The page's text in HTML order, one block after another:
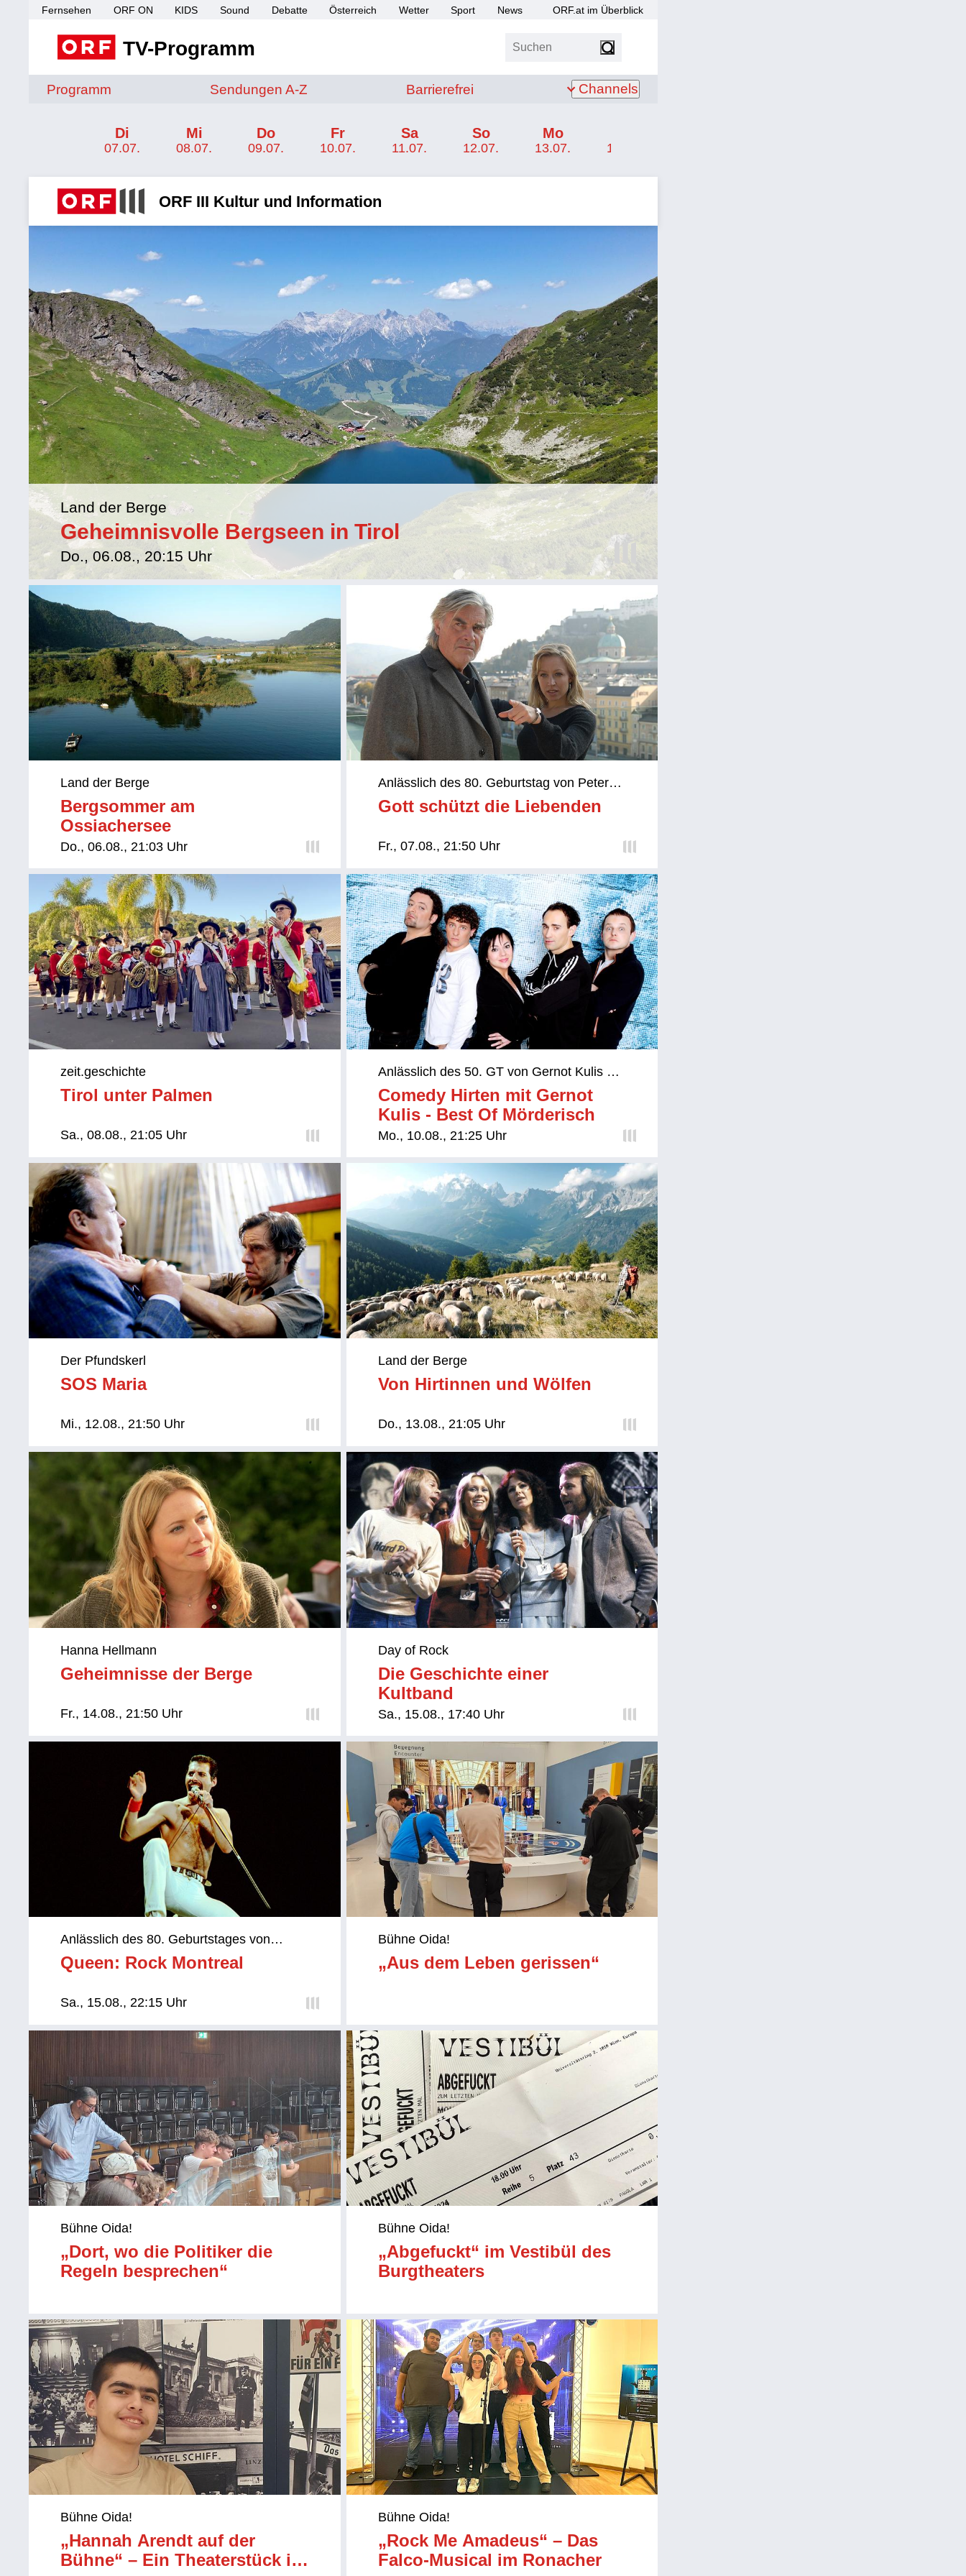
Fernsehen ORF ON KIDS Sound Debatte Österreich Wetter Sport News ORF.at im Überblick
TV-Programm Suchen
Programm Sendungen von A bis Z
Sendungen A-Z Barrierefrei
Barrierefrei Channels
Channel-Frontpage ORF III
Di
07.07.
Mi
08.07.
Do
09.07.
Fr
10.07.
Sa
11.07.
So
12.07.
Mo
13.07. 14.07.
ORF III Kultur und Information
Land der Berge
Geheimnisvolle Bergseen in Tirol
Do., 06.08., 20:15 Uhr
Land der Berge
Bergsommer am
Ossiachersee
Do., 06.08., 21:03 Uhr
Anlässlich des 80. Geburtstag von Peter
Simonischek am 6. August:
Gott schützt die Liebenden
Fr., 07.08., 21:50 Uhr
zeit.geschichte
Tirol unter Palmen
Sa., 08.08., 21:05 Uhr
Anlässlich des 50. GT von Gernot Kulis am
11.8.:
Comedy Hirten mit Gernot
Kulis - Best Of Mörderisch
Mo., 10.08., 21:25 Uhr
Der Pfundskerl
SOS Maria
Mi., 12.08., 21:50 Uhr
Land der Berge
Von Hirtinnen und Wölfen
Do., 13.08., 21:05 Uhr
Hanna Hellmann
Geheimnisse der Berge
Fr., 14.08., 21:50 Uhr
Day of Rock
Die Geschichte einer
Kultband
Sa., 15.08., 17:40 Uhr
Anlässlich des 80. Geburtstages von
Freddie Mercury am 05.09.:
Queen: Rock Montreal
Sa., 15.08., 22:15 Uhr
Bühne Oida!
„Aus dem Leben gerissen“
Bühne Oida!
„Dort, wo die Politiker die
Regeln besprechen“
Bühne Oida!
„Abgefuckt“ im Vestibül des
Burgtheaters
Bühne Oida!
„Hannah Arendt auf der
Bühne“ – Ein Theaterstück im
Bühne Oida!
„Rock Me Amadeus“ – Das
Falco-Musical im Ronacher